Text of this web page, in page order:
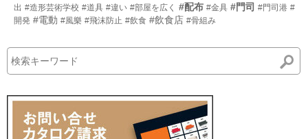
出 #造形芸術学校 #道具 #違い #部屋を広く #配布 #金具 #門司 #門司港 #
開発 #電動 #風樂 #飛沫防止 #飲食 #飲食店 #骨組み